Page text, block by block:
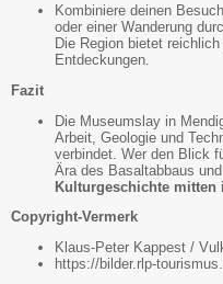
Kombiniere deinen
oder einer Wanderung
Die Region bietet
Entdeckungen.
Fazit
Die Museumslay in
Arbeit, Geologie und
verbindet. Wer den Blick
Ära des Basaltabbaus
Kulturgeschichte mitten
Copyright-Vermerk
Klaus-Peter Kappest /
https://bilder.rlp-